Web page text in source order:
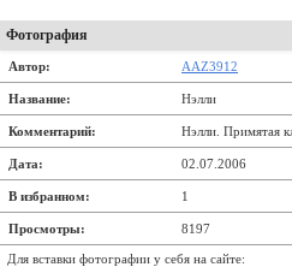
Фотография
Автор: AAZ3912
Название: Нэлли
Комментарий: Нэлли. Примятая
Дата: 02.07.2006
В избранном: 1
Просмотры: 8197
Для вставки фотографии у себя на сайте: